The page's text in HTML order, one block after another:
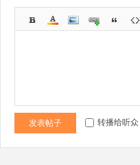
发表帖子 转播给听众